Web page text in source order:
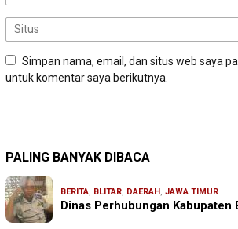
Simpan nama, email, dan situs web saya
untuk komentar saya berikutnya.
PALING BANYAK DIBACA
BERITA, BLITAR, DAERAH , JAWA TIMUR
Dinas Perhubungan